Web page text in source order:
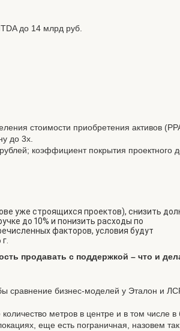
до 14 млрд руб.
стоимости приобретения активов
до 3х.
коэффициент покрытия проектного
уже строящихся проектов), снизить
до 10% и понизить расходы по
факторов, условия будут
продавать с поддержкой – что и
сравнение бизнес-моделей у Эталон и
метров в центре и в том числе
еще есть пограничная, назовем